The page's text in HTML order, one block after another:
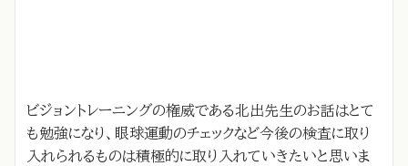
ビジョントレーニングの権威である北出先生のお話はとて
も勉強になり、眼球運動のチェックなど今後の検査に取り
入れられるものは積極的に取り入れていきたいと思いま